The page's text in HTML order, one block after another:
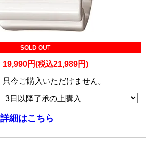
SOLD OUT
19,990円(税込21,989円)
只今ご購入いただけません。
細はこちら